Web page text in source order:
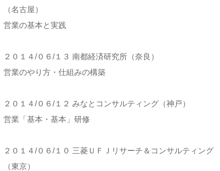
（名古屋）
営業の基本と実践
２０１４/０６/１３ 南都経済研究所（奈良）
営業のやり方・仕組みの構築
２０１４/０６/１２ みなとコンサルティング（神戸）
営業「基本・基本」研修
２０１４/０６/１０ 三菱ＵＦＪリサーチ＆コンサルティング
（東京）